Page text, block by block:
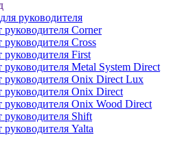
руководителя
руководителя Corner
руководителя Cross
руководителя First
руководителя Metal System Direct
руководителя Onix Direct Lux
руководителя Onix Direct
руководителя Onix Wood Direct
руководителя Shift
руководителя Yalta